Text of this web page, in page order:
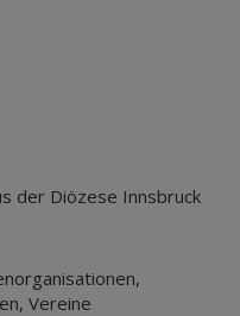
der Diözese Innsbruck
Vereine